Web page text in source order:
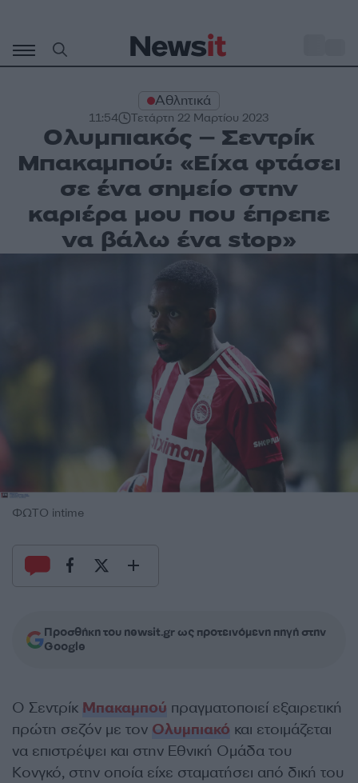
περιεχόμενο
Αθλητικά
11:54 Τετάρτη 22 Μαρτίου 2023
Ολυμπιακός – Σεντρίκ
Μπακαμπού: «Είχα φτάσει
σε ένα σημείο στην
καριέρα μου που έπρεπε
να βάλω ένα stop»
ΦΩΤΟ intime
Προσθήκη του newsit.gr ως προτεινόμενη πηγή στην
Google
Ο Σεντρίκ Μπακαμπού πραγματοποιεί εξαιρετική
πρώτη σεζόν με τον Ολυμπιακό και ετοιμάζεται
να επιστρέψει και στην Εθνική Ομάδα του
Κονγκό, στην οποία είχε σταματήσει από δική του